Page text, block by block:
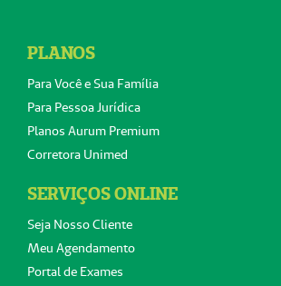
PLANOS
Para Você e Sua Família
Para Pessoa Jurídica
Planos Aurum Premium
Corretora Unimed
SERVIÇOS ONLINE
Seja Nosso Cliente
Meu Agendamento
Portal de Exames